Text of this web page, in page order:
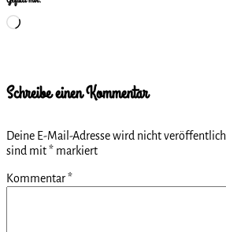
Wird
Schreibe einen Kommentar
Deine E-Mail-Adresse wird nicht
sind mit* markiert
Kommentar*